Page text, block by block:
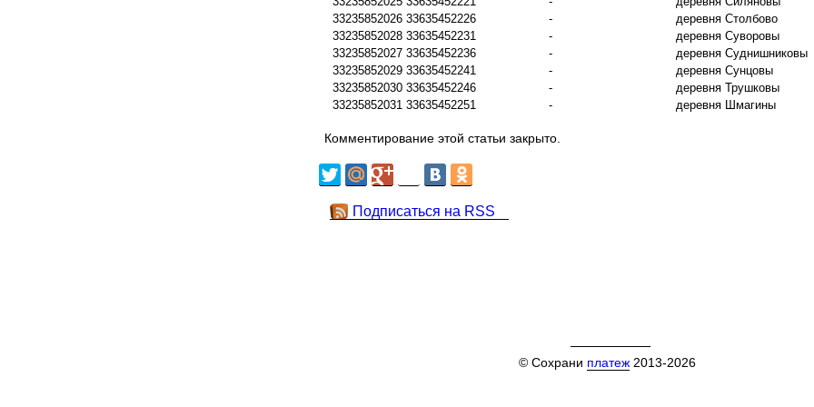
33235852026 33635452226 -
деревня Столбово
33235852028 33635452231 -
деревня Суворовы
33235852027 33635452236 -
деревня Суднишниковы
33235852029 33635452241 -
деревня Сунцовы
33235852030 33635452246 -
деревня Трушковы
33235852031 33635452251 - деревня Шмагины
Комментирование этой статьи закрыто.
Подписаться на RSS
© Сохрани платеж2013-2026